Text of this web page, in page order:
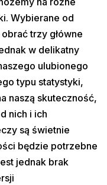
Wybierane od
trzy główne
w delikatny
ulubionego
typu statystyki,
naszą skuteczność,
nich i ich
są świetnie
będzie potrzebne
jednak brak